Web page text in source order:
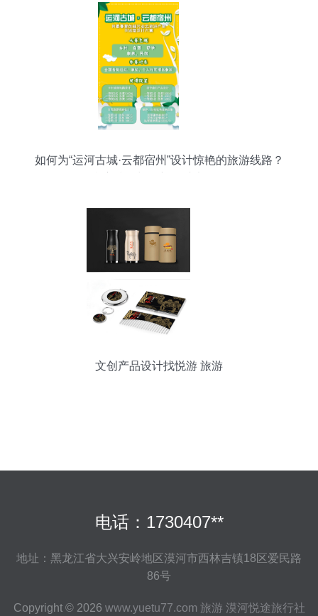
如何为“运河古城·云都宿州”设计惊艳的旅游线路？
文创产品设计找悦游 旅游
电话：1730407**
地址：黑龙江省大兴安岭地区漠河市西林吉镇18区爱民路
86号
Copyright © 2026 www.yuetu77.com 旅游 漠河悦途旅行社